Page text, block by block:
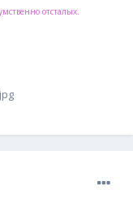
отсталых.